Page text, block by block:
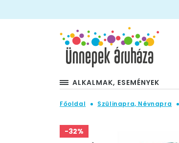
ALKALMAK, ESEMÉNYEK
Főoldal Szülinapra, Névnapra
-32%